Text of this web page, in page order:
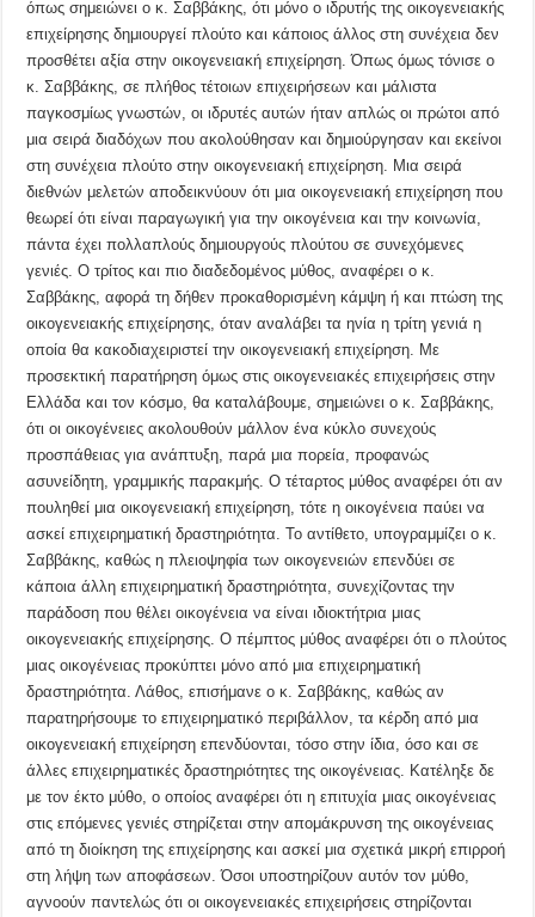
όπως σημειώνει ο κ. Σαββάκης, ότι μόνο ο ιδρυτής της οικογενειακής
επιχείρησης δημιουργεί πλούτο και κάποιος άλλος στη συνέχεια δεν
προσθέτει αξία στην οικογενειακή επιχείρηση. Όπως όμως τόνισε ο
κ. Σαββάκης, σε πλήθος τέτοιων επιχειρήσεων και μάλιστα
παγκοσμίως γνωστών, οι ιδρυτές αυτών ήταν απλώς οι πρώτοι από
μια σειρά διαδόχων που ακολούθησαν και δημιούργησαν και εκείνοι
στη συνέχεια πλούτο στην οικογενειακή επιχείρηση. Μια σειρά
διεθνών μελετών αποδεικνύουν ότι μια οικογενειακή επιχείρηση που
θεωρεί ότι είναι παραγωγική για την οικογένεια και την κοινωνία,
πάντα έχει πολλαπλούς δημιουργούς πλούτου σε συνεχόμενες
γενιές. Ο τρίτος και πιο διαδεδομένος μύθος, αναφέρει ο κ.
Σαββάκης, αφορά τη δήθεν προκαθορισμένη κάμψη ή και πτώση της
οικογενειακής επιχείρησης, όταν αναλάβει τα ηνία η τρίτη γενιά η
οποία θα κακοδιαχειριστεί την οικογενειακή επιχείρηση. Με
προσεκτική παρατήρηση όμως στις οικογενειακές επιχειρήσεις στην
Ελλάδα και τον κόσμο, θα καταλάβουμε, σημειώνει ο κ. Σαββάκης,
ότι οι οικογένειες ακολουθούν μάλλον ένα κύκλο συνεχούς
προσπάθειας για ανάπτυξη, παρά μια πορεία, προφανώς
ασυνείδητη, γραμμικής παρακμής. Ο τέταρτος μύθος αναφέρει ότι αν
πουληθεί μια οικογενειακή επιχείρηση, τότε η οικογένεια παύει να
ασκεί επιχειρηματική δραστηριότητα. Το αντίθετο, υπογραμμίζει ο κ.
Σαββάκης, καθώς η πλειοψηφία των οικογενειών επενδύει σε
κάποια άλλη επιχειρηματική δραστηριότητα, συνεχίζοντας την
παράδοση που θέλει οικογένεια να είναι ιδιοκτήτρια μιας
οικογενειακής επιχείρησης. Ο πέμπτος μύθος αναφέρει ότι ο πλούτος
μιας οικογένειας προκύπτει μόνο από μια επιχειρηματική
δραστηριότητα. Λάθος, επισήμανε ο κ. Σαββάκης, καθώς αν
παρατηρήσουμε το επιχειρηματικό περιβάλλον, τα κέρδη από μια
οικογενειακή επιχείρηση επενδύονται, τόσο στην ίδια, όσο και σε
άλλες επιχειρηματικές δραστηριότητες της οικογένειας. Κατέληξε δε
με τον έκτο μύθο, ο οποίος αναφέρει ότι η επιτυχία μιας οικογένειας
στις επόμενες γενιές στηρίζεται στην απομάκρυνση της οικογένειας
από τη διοίκηση της επιχείρησης και ασκεί μια σχετικά μικρή επιρροή
στη λήψη των αποφάσεων. Όσοι υποστηρίζουν αυτόν τον μύθο,
αγνοούν παντελώς ότι οι οικογενειακές επιχειρήσεις στηρίζονται